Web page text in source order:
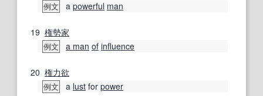
例文 a powerful man
19 権勢家
例文 a man of influence
20 権力欲
例文 a lust for power